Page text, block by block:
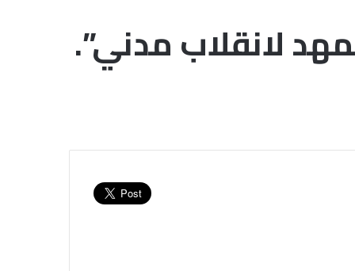
لانقلاب مدني”.